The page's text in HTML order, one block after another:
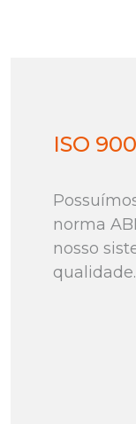
ISO
norma
nosso
qualidade.